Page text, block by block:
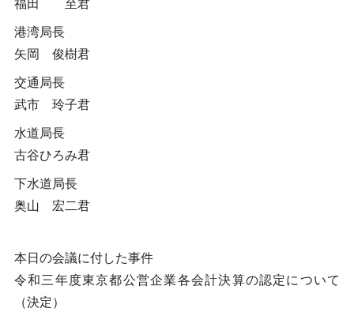
福田 至君
港湾局長
矢岡 俊樹君
交通局長
武市 玲子君
水道局長
古谷ひろみ君
下水道局長
奥山 宏二君
本日の会議に付した事件
令和三年度東京都公営企業各会計決算の認定について
（決定）